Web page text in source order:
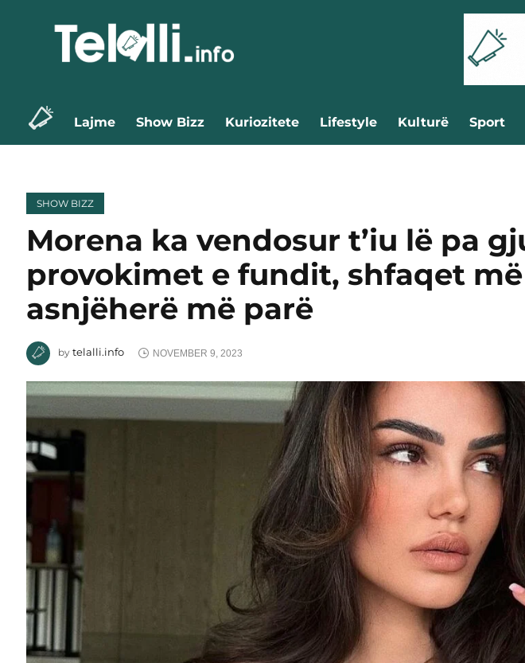
Lajme Show Bizz Kuriozitete Lifestyle Kulturë Sport
SHOW BIZZ
Morena ka vendosur t’iu lë pa
provokimet e fundit, shfaqet më
asnjëherë më parë
bytelalli.info NOVEMBER 9, 2023